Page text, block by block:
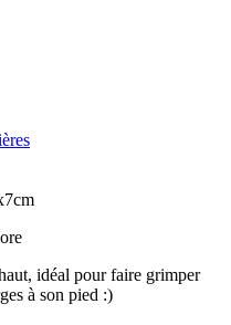
idéal pour faire grimper
à son pied :)